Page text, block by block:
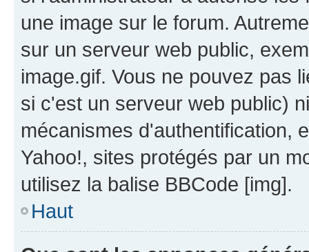
une image sur le forum.
sur un serveur web public,
image.gif. Vous ne pouvez pas
si c'est un serveur web public)
mécanismes d'authentification,
Yahoo!, sites protégés par un
utilisez la balise BBCode [img].
Haut